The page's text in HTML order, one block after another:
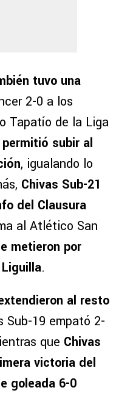
tuvo una
2-0 a los
Tapatío de la Liga
subir al
, igualando lo
Chivas Sub-21
del Clausura
al Atlético San
metieron por
.
al resto
Sub-19 empató 2-
que Chivas
victoria del
goleada 6-0